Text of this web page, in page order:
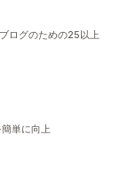
ログのための25以上
単に向上